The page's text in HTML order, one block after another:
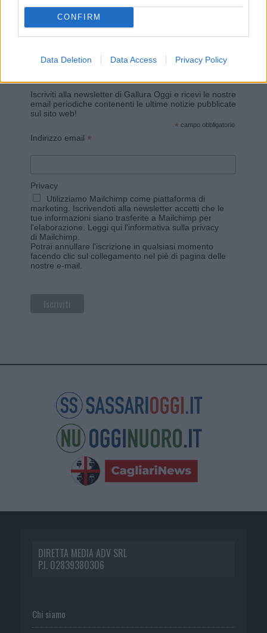
CONFIRM
Data Deletion Data Access Privacy Policy
Iscriviti alla newsletter di Gallura Oggi e ricevi le nostre
email periodiche contenenti le ultime notizie pubblicate
sul sito web!
* campo obbligatorio
Indirizzo email *
Privacy
Utilizziamo Mailchimp come piattaforma di
marketing. Iscrivendoti alla newsletter accetti che le
tue informazioni siano trasferite a Mailchimp per
l'elaborazione. Leggi qui l'informativa sulla privacy
di Mailchimp
Potrai annullare l'iscrizione in qualsiasi momento
facendo clic sul collegamento nel piè di pagina delle
nostre e-mail.
DIRETTA MEDIA ADV SRL
P.I. 02839380306
Chi siamo